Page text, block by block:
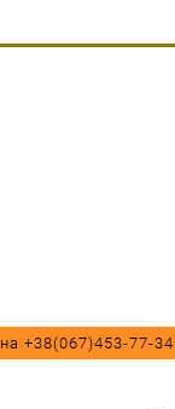
+38(067)453-77-34